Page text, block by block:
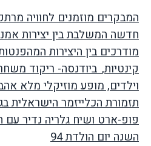
המבקרים מוזמנים לחוויה
חדשה המשלבת בין יצירות
מודרכים בין היצירות
קינטיות,ביודנסה- ריקוד
וילדים, מופע מוזיקלי מלא
תזמורת הכלייזמר הישראלית
פופ-ארט ושיח גלריה נדיר עם
השנה יום הולדת 94